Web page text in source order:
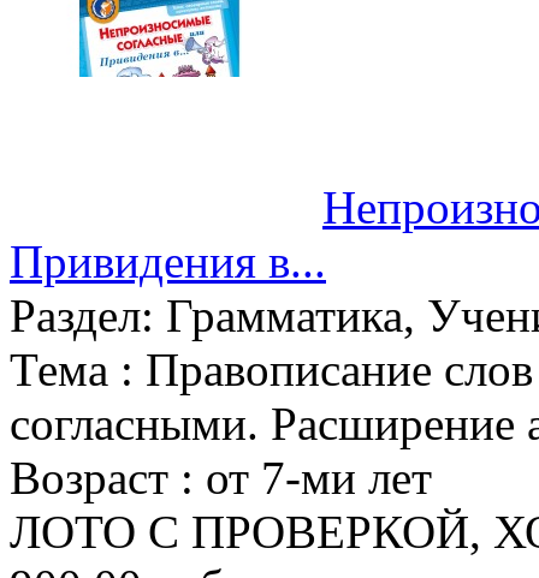
Привидения в...
Раздел: Грамматика,
Тема : Правописание
согласными. Расширение
Возраст : от 7-ми лет
ЛОТО С ПРОВЕРКОЙ,